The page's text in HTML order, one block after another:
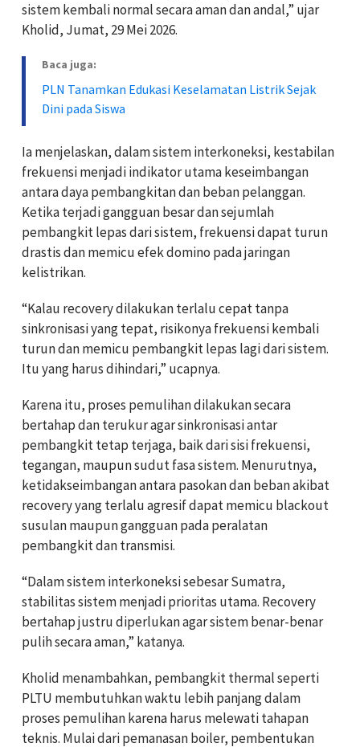
sistem kembali normal secara aman dan andal,” ujar
Kholid, Jumat, 29 Mei 2026.
Baca juga:
PLN Tanamkan Edukasi Keselamatan Listrik Sejak
Dini pada Siswa
Ia menjelaskan, dalam sistem interkoneksi, kestabilan
frekuensi menjadi indikator utama keseimbangan
antara daya pembangkitan dan beban pelanggan.
Ketika terjadi gangguan besar dan sejumlah
pembangkit lepas dari sistem, frekuensi dapat turun
drastis dan memicu efek domino pada jaringan
kelistrikan.
“Kalau recovery dilakukan terlalu cepat tanpa
sinkronisasi yang tepat, risikonya frekuensi kembali
turun dan memicu pembangkit lepas lagi dari sistem.
Itu yang harus dihindari,” ucapnya.
Karena itu, proses pemulihan dilakukan secara
bertahap dan terukur agar sinkronisasi antar
pembangkit tetap terjaga, baik dari sisi frekuensi,
tegangan, maupun sudut fasa sistem. Menurutnya,
ketidakseimbangan antara pasokan dan beban akibat
recovery yang terlalu agresif dapat memicu blackout
susulan maupun gangguan pada peralatan
pembangkit dan transmisi.
“Dalam sistem interkoneksi sebesar Sumatra,
stabilitas sistem menjadi prioritas utama. Recovery
bertahap justru diperlukan agar sistem benar-benar
pulih secara aman,” katanya.
Kholid menambahkan, pembangkit thermal seperti
PLTU membutuhkan waktu lebih panjang dalam
proses pemulihan karena harus melewati tahapan
teknis. Mulai dari pemanasan boiler, pembentukan